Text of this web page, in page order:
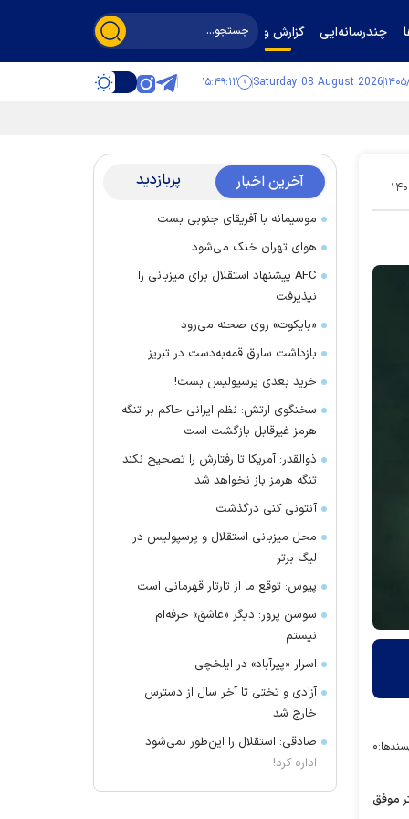
چندرسانه‌ایی گزارش و گفت‌وگو
Saturday 08 August 2026 ۱۵:۴۹:۱۳
۳۰
۰
پیشتر موفق
آخرین اخبار پربازدید
موسیمانه با آفریقای جنوبی بست
هوای تهران خنک می‌شود
AFC پیشنهاد استقلال برای میزبانی را
نپذیرفت
«بایکوت» روی صحنه می‌رود
بازداشت سارق قمه‌به‌دست در تبریز
خرید بعدی پرسپولیس بست!
سخنگوی ارتش: نظم ایرانی حاکم بر تنگه
هرمز غیرقابل بازگشت است
ذوالقدر: آمریکا تا رفتارش را تصحیح نکند
تنگه هرمز باز نخواهد شد
آنتونی کنی درگذشت
محل میزبانی استقلال و پرسپولیس در
لیگ برتر
پیوس: توقع ما از تارتار قهرمانی است
سوسن پرور: دیگر «عاشق» حرفه‌ام
نیستم
اسرار «پیرآباد» در ایلخچی
آزادی و تختی تا آخر سال از دسترس
خارج شد
صادقی: استقلال را این‌طور نمی‌شود
اداره کرد!